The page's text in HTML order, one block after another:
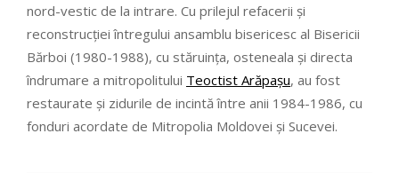
nord-vestic de la intrare. Cu prilejul refacerii și
reconstrucției întregului ansamblu bisericesc al Bisericii
Bărboi (1980-1988), cu stăruința, osteneala și directa
îndrumare a mitropolitului Teoctist Arăpașu, au fost
restaurate și zidurile de incintă între anii 1984-1986, cu
fonduri acordate de Mitropolia Moldovei și Sucevei.